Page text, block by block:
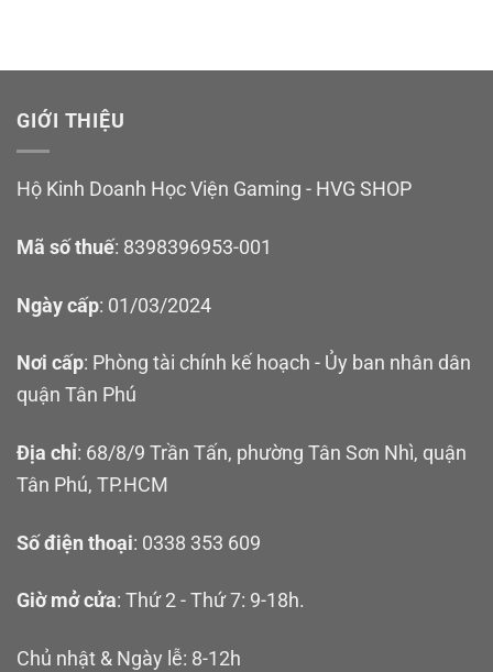
GIỚI THIỆU
Hộ Kinh Doanh Học Viện Gaming - HVG SHOP
Mã số thuế: 8398396953-001
Ngày cấp: 01/03/2024
Nơi cấp: Phòng tài chính kế hoạch - Ủy ban nhân dân
quận Tân Phú
Địa chỉ: 68/8/9 Trần Tấn, phường Tân Sơn Nhì, quận
Tân Phú, TP.HCM
Số điện thoại: 0338 353 609
Giờ mở cửa: Thứ 2 - Thứ 7: 9-18h.
Chủ nhật & Ngày lễ: 8-12h